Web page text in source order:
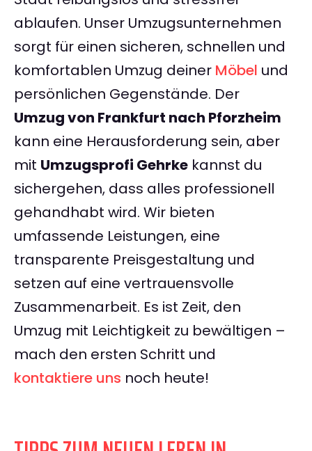
ablaufen. Unser Umzugsunternehmen
sorgt für einen sicheren, schnellen und
komfortablen Umzug deiner Möbel und
persönlichen Gegenstände. Der
Umzug von Frankfurt nach Pforzheim
kann eine Herausforderung sein, aber
mit Umzugsprofi Gehrke kannst du
sichergehen, dass alles professionell
gehandhabt wird. Wir bieten
umfassende Leistungen, eine
transparente Preisgestaltung und
setzen auf eine vertrauensvolle
Zusammenarbeit. Es ist Zeit, den
Umzug mit Leichtigkeit zu bewältigen –
mach den ersten Schritt und
kontaktiere uns noch heute!